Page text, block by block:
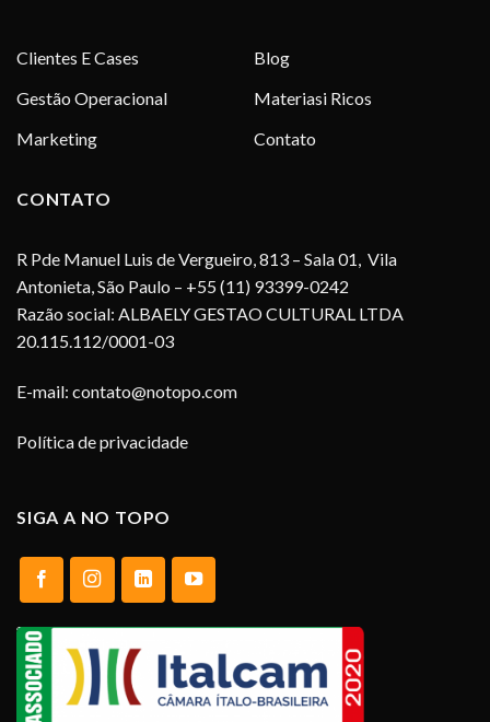
Clientes E Cases
Gestão Operacional
Marketing
Blog
Materiasi Ricos
Contato
CONTATO
R Pde Manuel Luis de Vergueiro, 813 – Sala 01, Vila
Antonieta, São Paulo – +55 (11) 93399-0242
Razão social: ALBAELY GESTAO CULTURAL LTDA
20.115.112/0001-03
E-mail: contato@notopo.com
Política de privacidade
SIGA A NO TOPO